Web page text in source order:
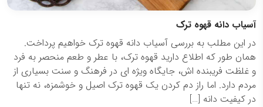
آسیاب دانه قهوه ترک
در این مطلب به بررسی آسیاب دانه قهوه ترک خواهیم پرداخت.
همان طور که اطلاع دارید قهوه ترک، با عطر و طعم منحصر به فرد
و غلظت فریبنده اش، جایگاه ویژه ای در فرهنگ و سنت بسیاری از
مردم دارد. اما راز دم کردن یک قهوه ترک اصیل و خوشمزه، نه تنها
در کیفیت دانه […]